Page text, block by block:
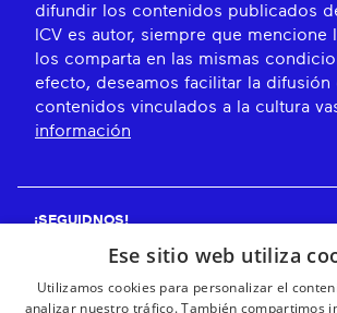
difundir los contenidos publicados
ICV es autor, siempre que mencione
los comparta en las mismas
efecto, deseamos facilitar la difusión
contenidos vinculados a la cultura
información
¡SEGUIDNOS!
Ese sitio web utiliza
Utilizamos cookies para personalizar el
analizar nuestro tráfico. También compartimos